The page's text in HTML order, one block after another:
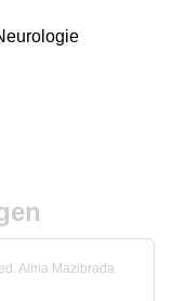
Alma Mazibrada